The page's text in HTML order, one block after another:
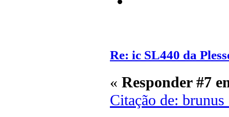
Re: ic SL440 da
« Responder #7
Citação de: